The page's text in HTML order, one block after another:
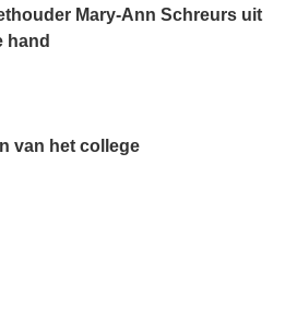
Mary-Ann Schreurs uit
hand
van het college